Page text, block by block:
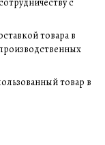
товара в
товар в